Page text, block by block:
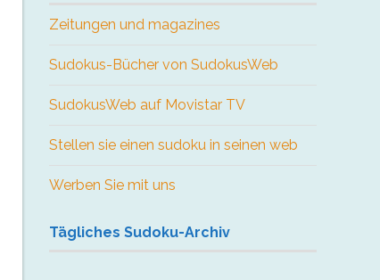
Zeitungen und magazines
Sudokus-Bücher von SudokusWeb
SudokusWeb auf Movistar TV
Stellen sie einen sudoku in seinen web
Werben Sie mit uns
Tägliches Sudoku-Archiv